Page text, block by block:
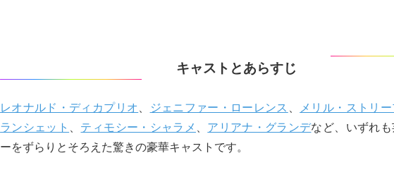
キャストとあらすじ
レオナルド・ディカプリオ ジェニファー・ローレンス メリル・ストリ
ランシェット
ティモシー・シャラメ アリアナ・グランデなど、いずれ
ーをずらりとそろえた驚きの豪華キャストです。